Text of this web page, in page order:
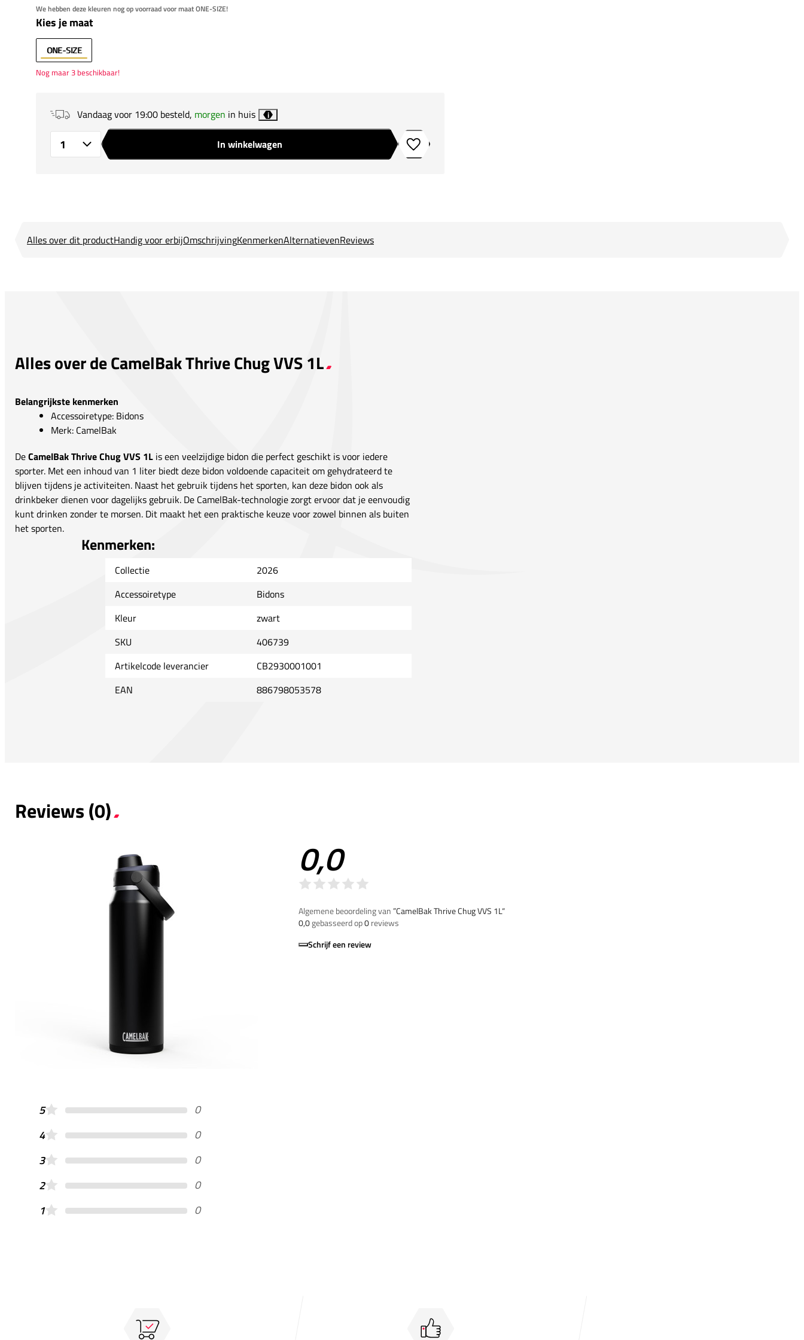
We hebben deze kleuren nog op voorraad voor maat ONE-SIZE!
Kies je maat
ONE-SIZE
Nog maar 3 beschikbaar!
Vandaag voor 19:00 besteld, morgen in huis i
In winkelwagen Toevoegen aan verlanglijstje
Alles over dit productHandig voor erbijOmschrijvingKenmerkenAlternatievenReviews
Alles over de CamelBak Thrive Chug VVS 1L
Belangrijkste kenmerken
Accessoiretype: Bidons
Merk: CamelBak
DeCamelBak Thrive Chug VVS 1L is een veelzijdige bidon die perfect geschikt is voor iedere
sporter. Met een inhoud van 1 liter biedt deze bidon voldoende capaciteit om gehydrateerd te
blijven tijdens je activiteiten. Naast het gebruik tijdens het sporten, kan deze bidon ook als
drinkbeker dienen voor dagelijks gebruik. De CamelBak-technologie zorgt ervoor dat je eenvoudig
kunt drinken zonder te morsen. Dit maakt het een praktische keuze voor zowel binnen als buiten
het sporten.
Kenmerken:
Collectie
2026
Accessoiretype
Bidons
Kleur
zwart
SKU
406739
Artikelcode leverancier
CB2930001001
EAN
886798053578
Reviews (0)
0,0
Algemene beoordeling van”CamelBak Thrive Chug VVS 1L“
0,0gebasseerd op0reviews
Schrijf een review
5
0
4
0
3
0
2
0
1
0